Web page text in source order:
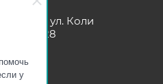
у
ул. Коли
д. 28